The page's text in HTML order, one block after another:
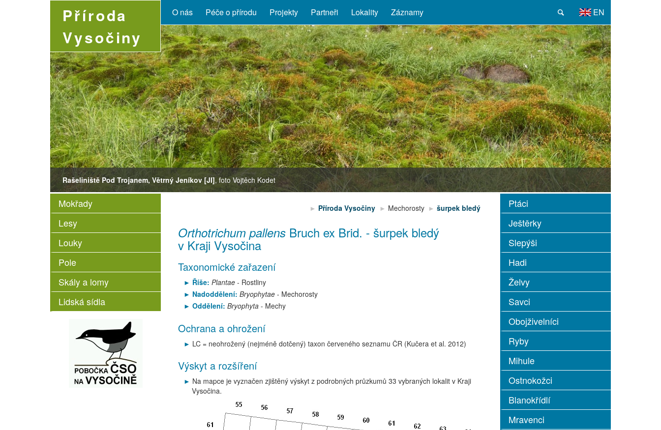
Příroda
Vysočiny
EN
O nás Péče o přírodu Projekty Partneři Lokality Záznamy
Rašeliniště Pod Trojanem, Větrný Jeníkov [JI], foto Vojtěch Kodet
Dactylorhiza majalis Eriophorum angustifolium
Mokřady
Lesy
Louky
Pole
Skály a lomy
Lidská sídla
Ptáci
Ještěrky
Slepýši
Hadi
Želvy
Savci
Obojživelníci
Ryby
Mihule
Ostnokožci
Blanokřídlí
Mravenci
Příroda Vysočiny Mechorosty šurpek bledý
Orthotrichum pallens Bruch ex Brid. - šurpek bledý
v Kraji Vysočina
Taxonomické zařazení
Říše: Plantae- Rostliny
Nadoddělení: Bryophytae- Mechorosty
Oddělení: Bryophyta- Mechy
Ochrana a ohrožení
LC = neohrožený (nejméně dotčený) taxon červeného seznamu ČR (Kučera et al. 2012)
Výskyt a rozšíření
Na mapce je vyznačen zjištěný výskyt z podrobných průzkumů 33 vybraných lokalit v Kraji
Vysočina.